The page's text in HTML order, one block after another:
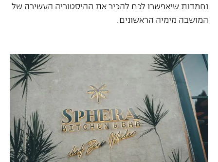
נחמדות שיאפשרו לכם להכיר את ההיסטוריה העשירה של
המושבה מימיה הראשונים.